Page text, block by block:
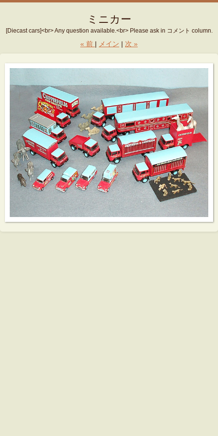
ミニカー
[Diecast cars]<br> Any question available.<br> Please ask in コメント column.
« 前 メイン 次 »